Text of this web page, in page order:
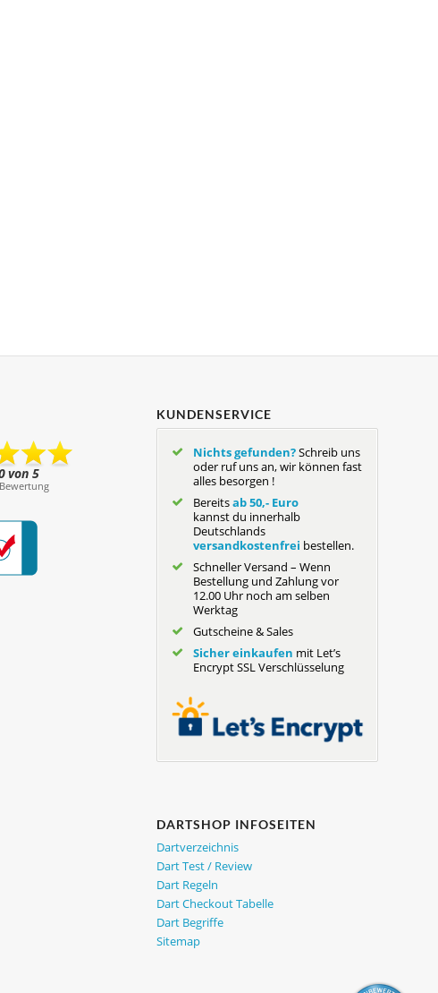
KUNDENSERVICE
Nichts gefunden?Schreib uns
oder ruf uns an, wir können fast
alles besorgen !
Bereitsab 50,- Euro
kannst du innerhalb
Deutschlands
versandkostenfrei bestellen.
Schneller Versand – Wenn
Bestellung und Zahlung vor
12.00 Uhr noch am selben
Werktag
Gutscheine & Sales
Sicher einkaufen mit Let’s
Encrypt SSL Verschlüsselung
DARTSHOP INFOSEITEN
Dartverzeichnis
Dart Test / Review
Dart Regeln
Dart Checkout Tabelle
Dart Begriffe
Sitemap